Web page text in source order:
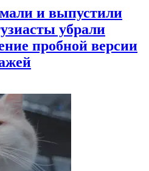
и выпустили
убрали
пробной версии